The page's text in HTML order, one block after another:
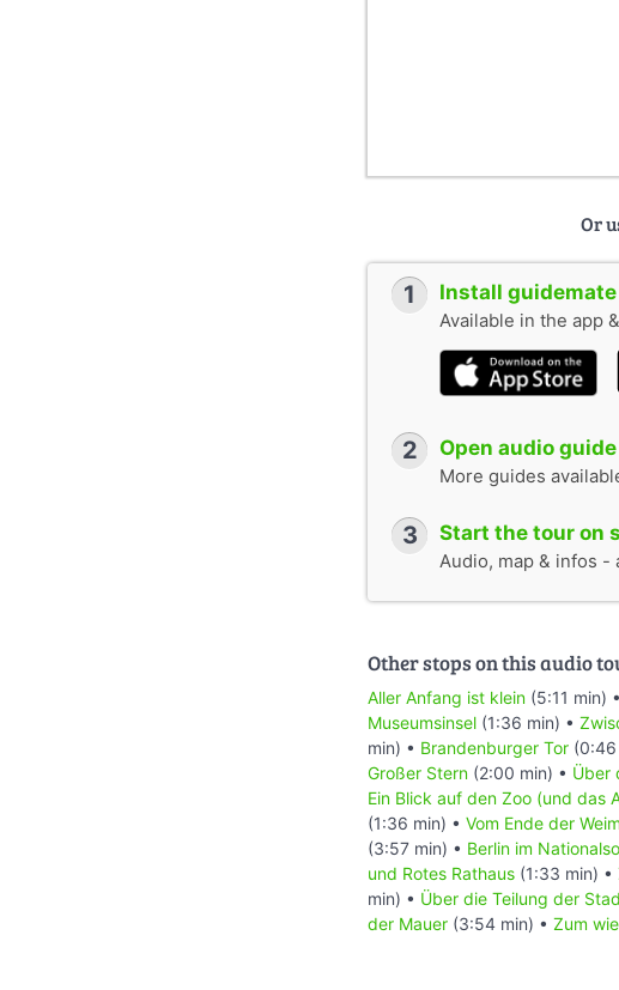
Or
1 Install guidemate
Available in the app
2 Open audio
More guides
3 Start the tour on
Audio, map & infos -
Other stops on this audio
Aller Anfang ist klein (5:11 min) •
Museumsinsel (1:36 min) •
min) • Brandenburger Tor (0:46
Großer Stern (2:00 min) • Über
Ein Blick auf den Zoo (und das
(1:36 min) • Vom Ende der
(3:57 min) • Berlin im
und Rotes Rathaus (1:33 min) •
min) • Über die Teilung der
der Mauer (3:54 min) • Zum